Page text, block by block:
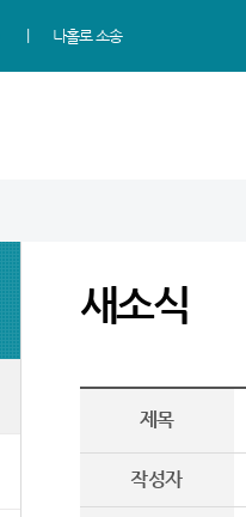
나홀로 소송
새소식
제목
작성자